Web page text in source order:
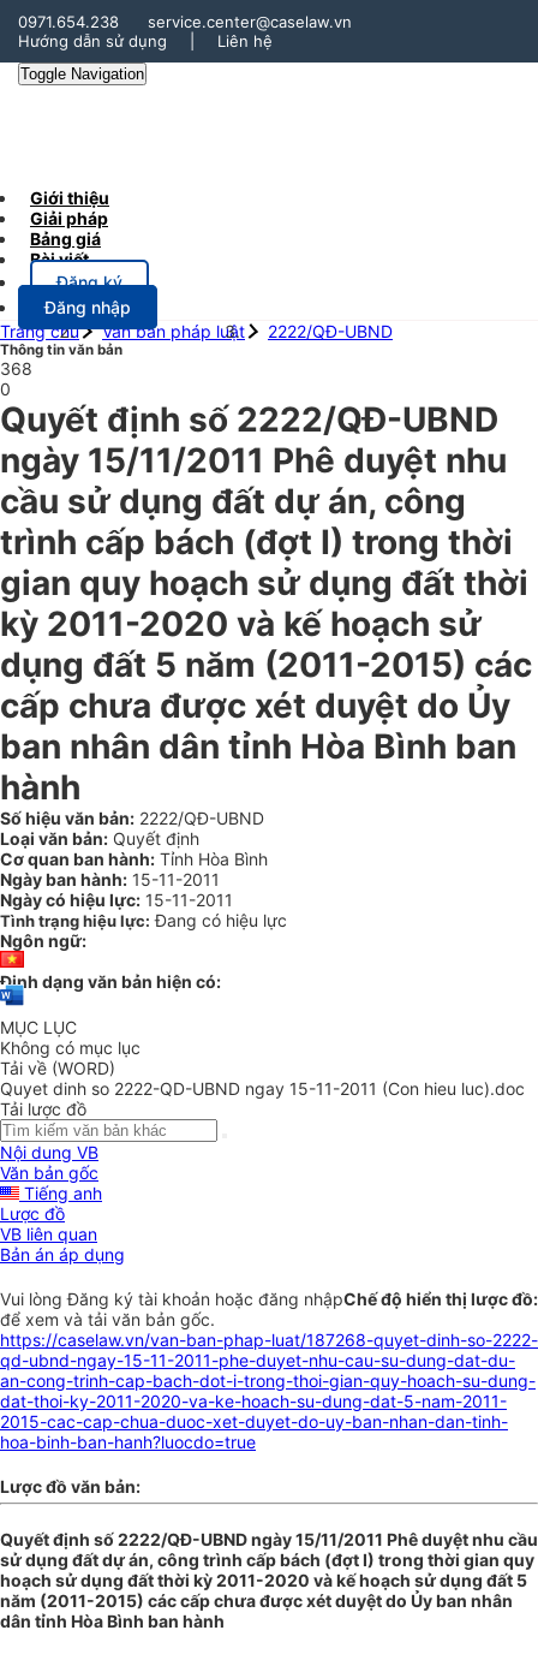
0971.654.238
service.center@caselaw.vn
Hướng dẫn sử dụng
Liên hệ
Toggle Navigation
Giới thiệu
Giải pháp
Bảng giá
Bài viết
Đăng ký
Đăng nhập
Trang chủ
Văn bản pháp luật 2222/QĐ-UBND
Thông tin văn bản
368
0
Quyết định số 2222/QĐ-UBND
ngày 15/11/2011 Phê duyệt nhu
cầu sử dụng đất dự án, công
trình cấp bách (đợt I) trong thời
gian quy hoạch sử dụng đất thời
kỳ 2011-2020 và kế hoạch sử
dụng đất 5 năm (2011-2015) các
cấp chưa được xét duyệt do Ủy
ban nhân dân tỉnh Hòa Bình ban
hành
Số hiệu văn bản: 2222/QĐ-UBND
Loại văn bản: Quyết định
Cơ quan ban hành: Tỉnh Hòa Bình
Ngày ban hành: 15-11-2011
Ngày có hiệu lực: 15-11-2011
Tình trạng hiệu lực: Đang có hiệu lực
Ngôn ngữ:
Định dạng văn bản hiện có:
MỤC LỤC
Không có mục lục
Tải về (WORD)
Quyet dinh so 2222-QD-UBND ngay 15-11-2011 (Con hieu luc).doc
Tải lược đồ
Nội dung VB
Văn bản gốc
Tiếng anh
Lược đồ
VB liên quan
Bản án áp dụng
Chế độ hiển thị lược đồ:
Vui lòngĐăng ký tài khoản hoặc đăng nhập
để xem và tải văn bản gốc.
https://caselaw.vn/van-ban-phap-luat/187268-quyet-dinh-so-2222-
qd-ubnd-ngay-15-11-2011-phe-duyet-nhu-cau-su-dung-dat-du-
an-cong-trinh-cap-bach-dot-i-trong-thoi-gian-quy-hoach-su-dung-
dat-thoi-ky-2011-2020-va-ke-hoach-su-dung-dat-5-nam-2011-
2015-cac-cap-chua-duoc-xet-duyet-do-uy-ban-nhan-dan-tinh-
hoa-binh-ban-hanh?luocdo=true
Lược đồ văn bản:
Quyết định số 2222/QĐ-UBND ngày 15/11/2011 Phê duyệt nhu cầu
sử dụng đất dự án, công trình cấp bách (đợt I) trong thời gian quy
hoạch sử dụng đất thời kỳ 2011-2020 và kế hoạch sử dụng đất 5
năm (2011-2015) các cấp chưa được xét duyệt do Ủy ban nhân
dân tỉnh Hòa Bình ban hành